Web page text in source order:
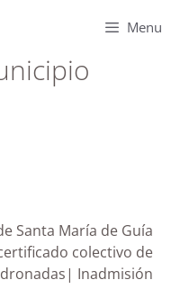
Menu
Santa María de Guía
colectivo de
Inadmisión